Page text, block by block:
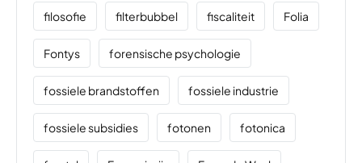
filosofie filterbubbel fiscaliteit Folia
Fontys forensische psychologie
fossiele brandstoffen fossiele industrie
fossiele subsidies fotonen fotonica